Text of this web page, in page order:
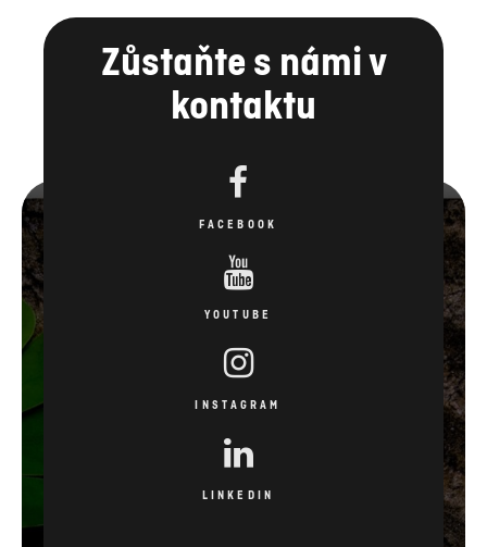
FACEBOOK
YOUTUBE
INSTAGRAM
LINKEDIN